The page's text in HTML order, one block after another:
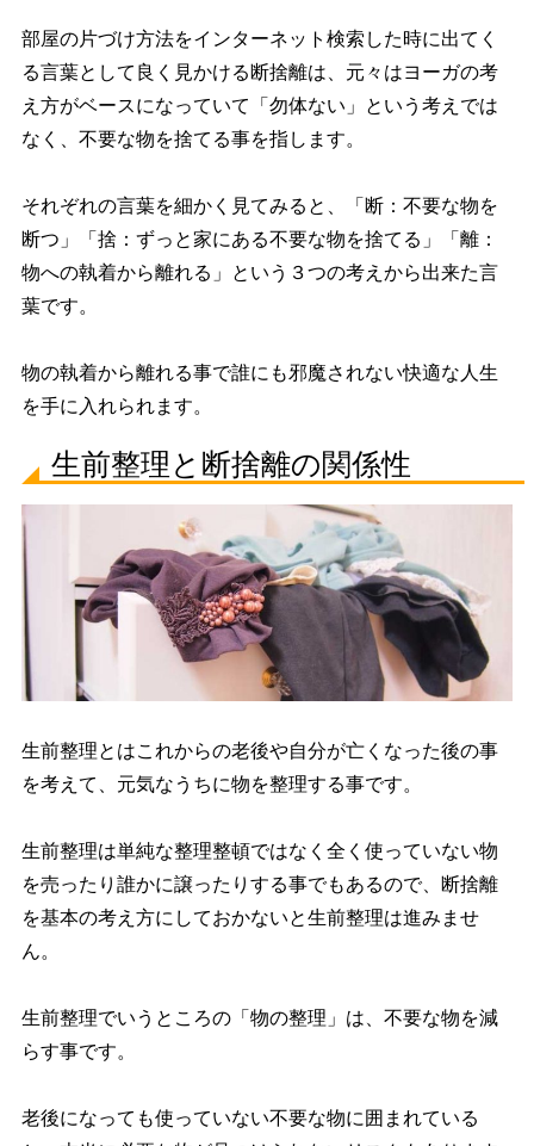
部屋の片づけ方法をインターネット検索した時に出てく
る言葉として良く見かける断捨離は、元々はヨーガの考
え方がベースになっていて「勿体ない」という考えでは
なく、不要な物を捨てる事を指します。
それぞれの言葉を細かく見てみると、「断：不要な物を
断つ」「捨：ずっと家にある不要な物を捨てる」「離：
物への執着から離れる」という３つの考えから出来た言
葉です。
物の執着から離れる事で誰にも邪魔されない快適な人生
を手に入れられます。
生前整理と断捨離の関係性
生前整理とはこれからの老後や自分が亡くなった後の事
を考えて、元気なうちに物を整理する事です。
生前整理は単純な整理整頓ではなく全く使っていない物
を売ったり誰かに譲ったりする事でもあるので、断捨離
を基本の考え方にしておかないと生前整理は進みませ
ん。
生前整理でいうところの「物の整理」は、不要な物を減
らす事です。
老後になっても使っていない不要な物に囲まれている